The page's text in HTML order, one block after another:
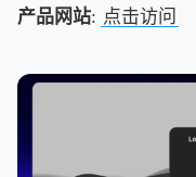
产品网站: 点击访问